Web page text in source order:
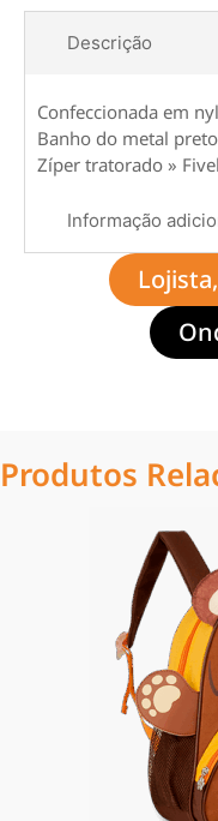
Descrição
Informação
Confeccionada em
Banho do metal
Zíper tratorado »
Produtos